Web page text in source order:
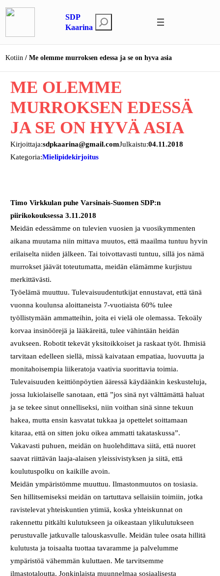
Siirry
sisältöön
SDP
Kaarina
t
s
i
Kotiin Me olemme murroksen edessa ja se on hyva asia
ME OLEMME
MURROKSEN EDESSÄ
JA SE ON HYVÄ ASIA
Kirjoittaja:sdpkaarina@gmail.comJulkaistu:04.11.2018
Kategoria:Mielipidekirjoitus
Timo Virkkulan puhe Varsinais-Suomen SDP:n
piirikokouksessa 3.11.2018
Meidän edessämme on tulevien vuosien ja vuosikymmenten
aikana muutama niin mittava muutos, että maailma tuntuu hyvin
erilaiselta niiden jälkeen. Tai toivottavasti tuntuu, sillä jos nämä
murrokset jäävät toteutumatta, meidän elämämme kurjistuu
merkittävästi.
Työelämä muuttuu. Tulevaisuudentutkijat ennustavat, että tänä
vuonna koulunsa aloittaneista 7-vuotiaista 60% tulee
työllistymään ammatteihin, joita ei vielä ole olemassa. Tekoäly
korvaa insinöörejä ja lääkäreitä, tulee vähintään heidän
avukseen. Robotit tekevät yksitoikkoiset ja raskaat työt. Ihmisiä
tarvitaan edelleen siellä, missä kaivataan empatiaa, luovuutta ja
monitahoisempia liikeratoja vaativia suorittavia toimia.
Tulevaisuuden keittiönpöytien ääressä käydäänkin keskusteluja,
jossa lukiolaiselle sanotaan, että ”jos sinä nyt välttämättä haluat
ja se tekee sinut onnelliseksi, niin voithan sinä sinne tekuun
hakea, mutta ensin kasvatat tukkaa ja opettelet soittamaan
kitaraa, että on sitten joku oikea ammatti takataskussa”.
Vakavasti puhuen, meidän on huolehdittava siitä, että nuoret
saavat riittävän laaja-alaisen yleissivistyksen ja siitä, että
koulutuspolku on kaikille avoin.
Meidän ympäristömme muuttuu. Ilmastonmuutos on tosiasia.
Sen hillitsemiseksi meidän on tartuttava sellaisiin toimiin, jotka
ravistelevat yhteiskuntien ytimiä, koska yhteiskunnat on
rakennettu pitkälti kulutukseen ja oikeastaan ylikulutukseen
perustuvalle jatkuvalle talouskasvulle. Meidän tulee osata hillitä
kulutusta ja toisaalta tuottaa tavaramme ja palvelumme
ympäristöä vähemmän kuluttaen. Me tarvitsemme
ilmastotaloutta. Jonkinlaista muunnelmaa sosiaalisesta